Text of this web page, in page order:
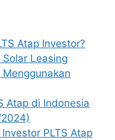
Atap Investor?
Leasing
Atap di Indonesia
PLTS Atap